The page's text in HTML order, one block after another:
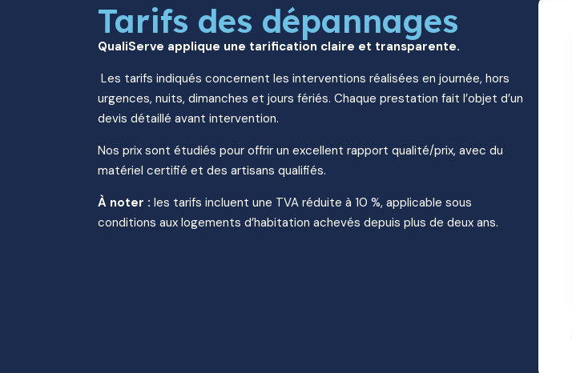
Tarifs des dépannages
QualiServe applique une tarification claire et transparente.
Les tarifs indiqués concernent les interventions réalisées en journée, hors
urgences, nuits, dimanches et jours fériés. Chaque prestation fait l’objet d’un
devis détaillé avant intervention.
Nos prix sont étudiés pour offrir un excellent rapport qualité/prix, avec du
matériel certifié et des artisans qualifiés.
À noter : les tarifs incluent une TVA réduite à 10 %, applicable sous
conditions aux logements d’habitation achevés depuis plus de deux ans.